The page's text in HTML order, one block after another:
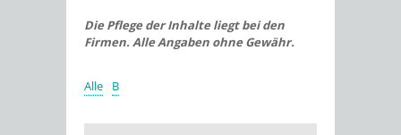
Die Pflege der Inhalte liegt bei den
Firmen. Alle Angaben ohne Gewähr.
Alle B